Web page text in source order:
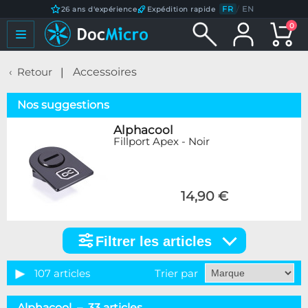
26 ans d'expérience Expédition rapide FR / EN
0
Retour Accessoires
Nos suggestions
Alphacool
Fillport Apex - Noir
14,90 €
articles
Catégorie
Filtrer les articles
107 articles Trier par